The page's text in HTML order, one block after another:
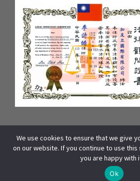
統一編號：55657233 府產業商字第
COPYRIGHT © 2025 WOORI EDUCATION
RESERVED | 本站資源包含影像、文字皆來自
THIS SITE IS PROTECTED BY
TERMS OF
We use cookies to ensure that we give
on our website. If you continue to use
you are happy with
Ok
線上諮詢